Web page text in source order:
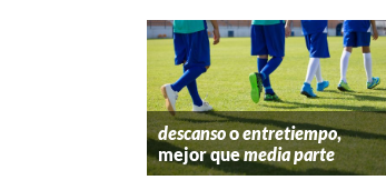
descansooentretiempo,
mejor quemedia parte